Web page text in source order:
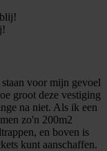
voor mijn gevoel
groot deze vestiging
na niet. Als ik een
zo'n 200m2
en boven is
kunt aanschaffen.